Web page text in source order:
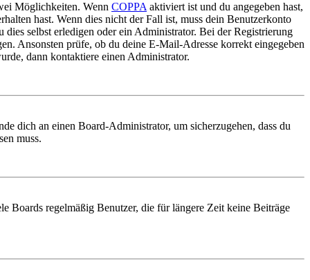
Möglichkeiten. Wenn COPPA aktiviert ist und du angegeben hast,
hast. Wenn dies nicht der Fall ist, muss dein Benutzerkonto
selbst erledigen oder ein Administrator. Bei der Registrierung
Ansonsten prüfe, ob du deine E-Mail-Adresse korrekt eingegeben
dann kontaktiere einen Administrator.
dich an einen Board-Administrator, um sicherzugehen, dass du
muss.
Boards regelmäßig Benutzer, die für längere Zeit keine Beiträge